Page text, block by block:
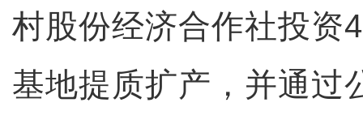
村股份经济合作社投资
基地提质扩产，并通过